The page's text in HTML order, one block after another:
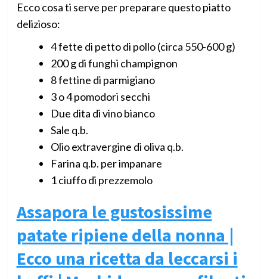
Ecco cosa ti serve per preparare questo piatto
delizioso:
4 fette di petto di pollo (circa 550-600 g)
200 g di funghi champignon
8 fettine di parmigiano
3 o 4 pomodori secchi
Due dita di vino bianco
Sale q.b.
Olio extravergine di oliva q.b.
Farina q.b. per impanare
1 ciuffo di prezzemolo
Assapora le gustosissime
patate ripiene della nonna |
Ecco una ricetta da leccarsi i